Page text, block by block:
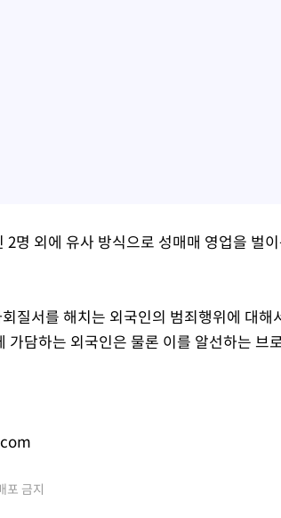
명 외에 유사 방식으로 성매매 영업을 벌
질서를 해치는 외국인의 범죄행위에 대해
가담하는 외국인은 물론 이를 알선하는 브
포 금지